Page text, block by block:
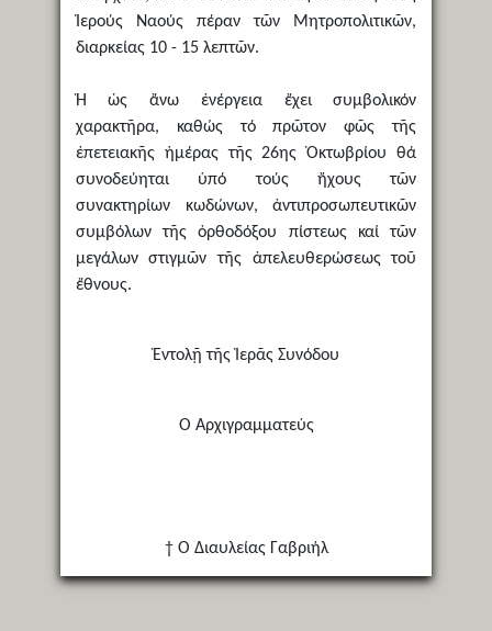
Ἱερούς Ναούς πέραν τῶν Μητροπολιτικῶν,
διαρκείας 10 - 15 λεπτῶν.
Ἡ ὡς ἄνω ἐνέργεια ἔχει συμβολικόν
χαρακτῆρα, καθώς τό πρῶτον φῶς τῆς
ἐπετειακῆς ἡμέρας τῆς 26ης Ὀκτωβρίου θά
συνοδεύηται ὑπό τούς ἤχους τῶν
συνακτηρίων κωδώνων, ἀντιπροσωπευτικῶν
συμβόλων τῆς ὀρθοδόξου πίστεως καί τῶν
μεγάλων στιγμῶν τῆς ἀπελευθερώσεως τοῦ
ἔθνους.
Ἐντολῇ τῆς Ἱερᾶς Συνόδου
Ὁ Ἀρχιγραμματεύς
† Ὁ Διαυλείας Γαβριήλ